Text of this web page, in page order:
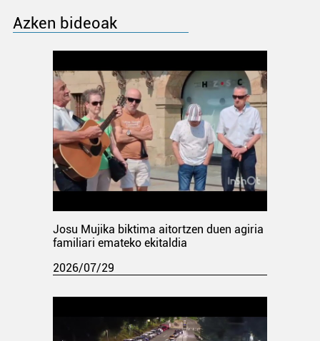
Azken bideoak
Josu Mujika biktima aitortzen duen agiria
familiari emateko ekitaldia
2026/07/29